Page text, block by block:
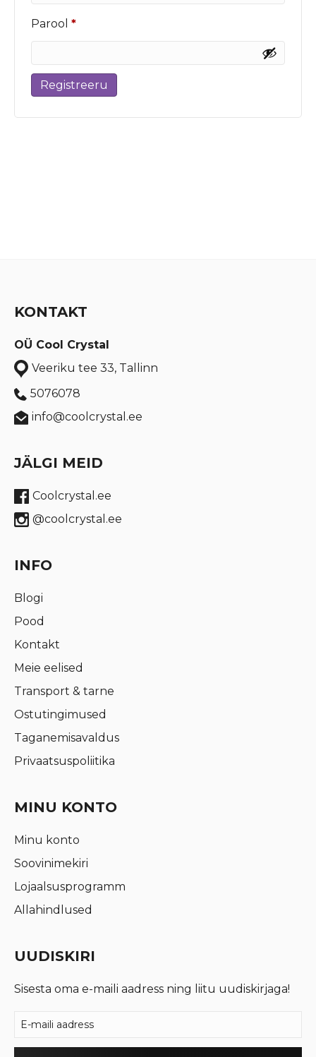
Parool *Nõutud
Registreeru
KONTAKT
OÜ Cool Crystal
Veeriku tee 33, Tallinn
5076078
info@coolcrystal.ee
JÄLGI MEID
Coolcrystal.ee
@coolcrystal.ee
INFO
Blogi
Pood
Kontakt
Meie eelised
Transport & tarne
Ostutingimused
Taganemisavaldus
Privaatsuspoliitika
MINU KONTO
Minu konto
Soovinimekiri
Lojaalsusprogramm
Allahindlused
UUDISKIRI
Sisesta oma e-maili aadress ning liitu uudiskirjaga!